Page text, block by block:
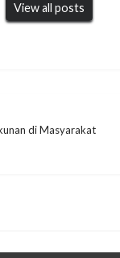
View all posts
di Masyarakat